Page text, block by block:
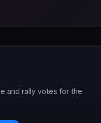
and rally votes for the